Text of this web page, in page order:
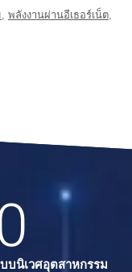
พลังงานผ่านอีเธอร์เน็ต
บนิเวศอุตสาหกรรม